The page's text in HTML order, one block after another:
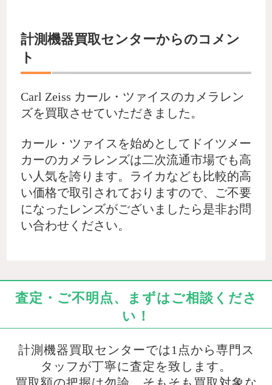
計測機器買取センターからのコメン
ト
Carl Zeiss カール・ツァイスのカメラレン
ズを買取させていただきました。
カール・ツァイスを始めとしてドイツメー
カーのカメラレンズは二次流通市場でも高
い人気を誇ります。ライカなども比較的高
い価格で取引されておりますので、ご不要
になったレンズがございましたら是非お問
い合わせください。
査定・ご不明点、まずはご相談くださ
い！
計測機器買取センターでは1点から専門ス
タッフが丁寧に査定を致します。